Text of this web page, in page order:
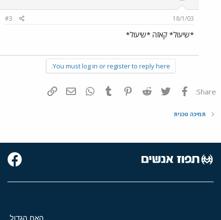
18/1/03
#3
*שיעול* קאזה *שיעול*
You must log in or register to reply here.
Share: פייסבוק Twitter
Reddit
Pinterest
Tumblr
WhatsAppדואר אלקטרוני
תמיכה טכנית
האח הגדול